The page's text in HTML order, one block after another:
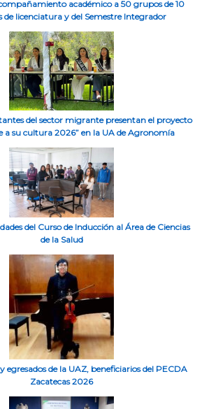
académico a 50 grupos de 10
de licenciatura y del Semestre Integrador
del sector migrante presentan el proyecto
a su cultura 2026” en la UA de Agronomía
del Curso de Inducción al Área de Ciencias
de la Salud
egresados de la UAZ, beneficiarios del PECDA
Zacatecas 2026